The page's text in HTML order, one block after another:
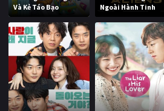
Và Kẻ Táo Bạo
Ngoài Hành Tinh